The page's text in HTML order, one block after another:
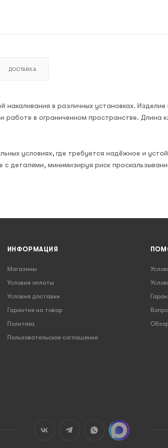
ДОСТАВКА
в различных установках. Изделие
в ограниченном пространстве. Длина
условиях, где требуется надёжное и
деталями, минимизируя риск
ИНФОРМАЦИЯ
Магазины
Условия оплаты
Условия доставки
Гарантия на товар
Политика
Пользовательское соглашение